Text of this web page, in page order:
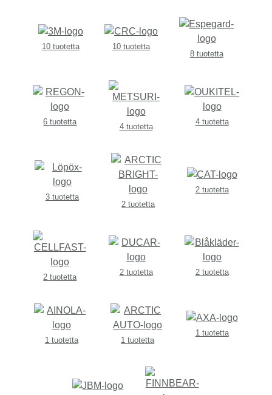
10 tuotetta
10 tuotetta
8 tuotetta
6 tuotetta
4 tuotetta
4 tuotetta
3 tuotetta
2 tuotetta
2 tuotetta
2 tuotetta
2 tuotetta 2 tuotetta
1 tuotetta 1 tuotetta
1 tuotetta